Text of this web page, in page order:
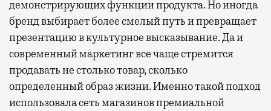
демонстрирующих функции продукта. Но иногда
бренд выбирает более смелый путь и превращает
презентацию в культурное высказывание. Да и
современный маркетинг все чаще стремится
продавать не столько товар, сколько
определенный образ жизни. Именно такой подход
использовала сеть магазинов премиальной